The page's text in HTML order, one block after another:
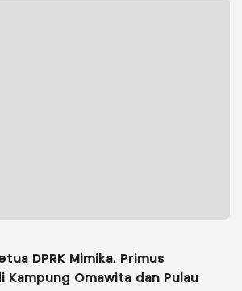
DPRK Mimika, Primus
Kampung Omawita dan Pulau